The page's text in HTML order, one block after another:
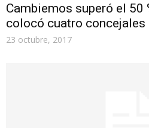
Cambiemos superó el 50
colocó cuatro concejales
23 octubre, 2017